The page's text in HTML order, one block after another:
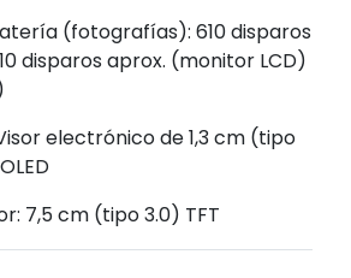
(fotografías): 610 disparos
disparos aprox. (monitor LCD)
electrónico de 1,3 cm (tipo
7,5 cm (tipo 3.0) TFT